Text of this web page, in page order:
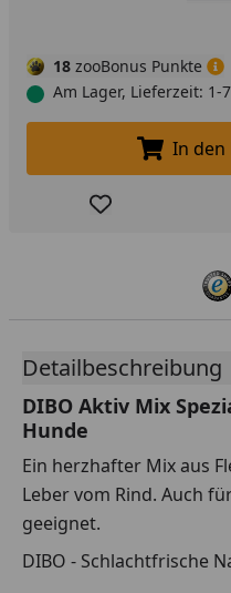
18 zooBonus Punkte
Am Lager, Lieferzeit:
In den
Produkt zur
Detailbeschreibung
DIBO Aktiv Mix
Hunde
Ein herzhafter Mix aus
Leber vom Rind. Auch
geeignet.
DIBO - Schlachtfrische